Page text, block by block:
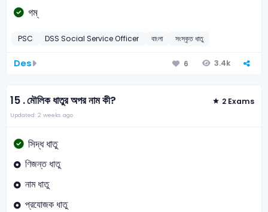
গম্‌
PSC DSS Social Service Officer বাংলা সংস্কৃত ধাতু
Des 6 3.4k
15 .মৌলিক ধাতুর অপর নাম কী? 2 Exams
Updated: 2 weeks ago
সিদ্ধ ধাতু
ণিজন্ত ধাতু
নাম ধাতু
প্রযোজক ধাতু